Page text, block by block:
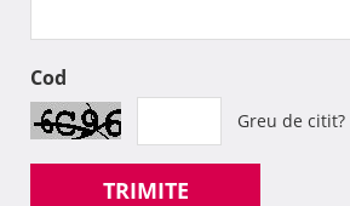
Cod
Greu de citit?
TRIMITE